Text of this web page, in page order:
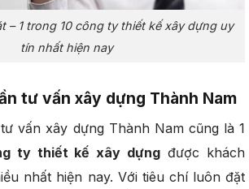
– 1 trong 10 công ty thiết kế xây dựng uy
tín nhất hiện nay
tư vấn xây dựng Thành Nam
vấn xây dựng Thành Nam cũng là 1
ty thiết kế xây dựng được khách
nhất hiện nay. Với tiêu chí luôn đặt